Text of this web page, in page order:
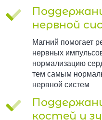
нервной
Магний помогает
нервных
нормализацию
тем самым
нервной систем
костей и